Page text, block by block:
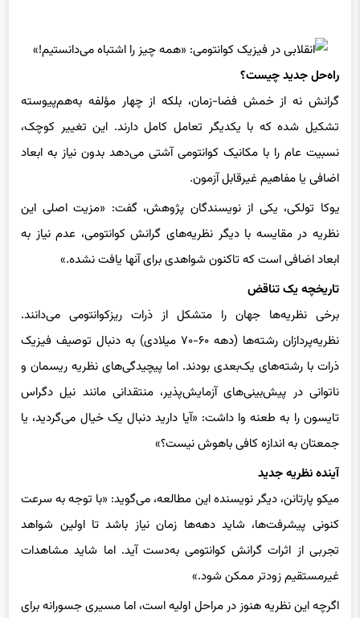
راه‌حل جدید چیست؟
گرانش نه از خمش فضا‌-زمان، بلکه از چهار مؤلفه به‌هم‌پیوسته
تشکیل شده که با یکدیگر تعامل کامل دارند. این تغییر کوچک،
نسبیت عام را با مکانیک کوانتومی آشتی می‌دهد بدون نیاز به ابعاد
اضافی یا مفاهیم غیرقابل آزمون.
یوکا تولکی، یکی از نویسندگان پژوهش، گفت: «مزیت اصلی این
نظریه در مقایسه با دیگر نظریه‌های گرانش کوانتومی، عدم نیاز به
ابعاد اضافی است که تاکنون شواهدی برای آنها یافت نشده.»
تاریخچه یک تناقض
برخی نظریه‌ها جهان را متشکل از ذرات ریزکوانتومی می‌دانند.
نظریه‌پردازان رشته‌ها (دهه ۶۰-۷۰ میلادی) به دنبال توصیف فیزیک
ذرات با رشته‌های یک‌بعدی بودند. اما پیچیدگی‌های نظریه ریسمان و
ناتوانی در پیش‌بینی‌های آزمایش‌پذیر، منتقدانی مانند نیل دگراس
تایسون را به طعنه وا داشت: «آیا دارید دنبال یک خیال می‌گردید، یا
جمعتان به اندازه کافی باهوش نیست؟»
آینده نظریه جدید
میکو پارتانن، دیگر نویسنده این مطالعه، می‌گوید: «با توجه به سرعت
کنونی پیشرفت‌ها، شاید دهه‌ها زمان نیاز باشد تا اولین شواهد
تجربی از اثرات گرانش کوانتومی به‌دست آید. اما شاید مشاهدات
غیرمستقیم زودتر ممکن شود.»
اگرچه این نظریه هنوز در مراحل اولیه است، اما مسیری جسورانه برای
حل معمای قرن پیشرو میگذارد: اتحاد فیزیک کوانتومی و گرانش،